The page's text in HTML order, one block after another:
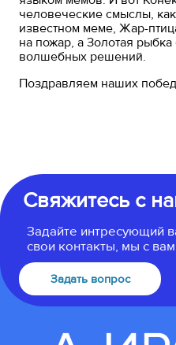
человеческие смыслы,
известном меме, Жар-
на пожар, а Золотая рыбка
волшебных решений.
Поздравляем наших
Свяжитесь с
Задайте интресующий
свои контакты, мы с
Задать вопрос